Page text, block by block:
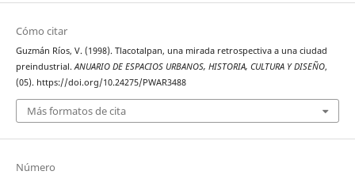
Cómo citar
Guzmán Ríos, V. (1998). Tlacotalpan, una mirada retrospectiva a una ciudad
preindustrial.ANUARIO DE ESPACIOS URBANOS, HISTORIA, CULTURA Y DISEÑO,
(05). https://doi.org/10.24275/PWAR3488
Más formatos de cita
Número